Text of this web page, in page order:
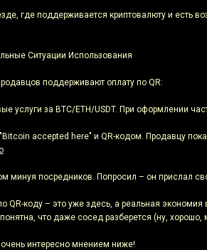
где поддерживается криптовалюту и есть
Ситуации Использования
поддерживают оплату по QR:
услуги за BTC/ETH/USDT. При оформлении
accepted here" и QR-кодом. Продавцу
минуя посредников. Попросил – он прислал
QR-коду – это уже здесь, а реальная
что даже сосед разберется (ну, хорошо,
интересно мнением ниже!